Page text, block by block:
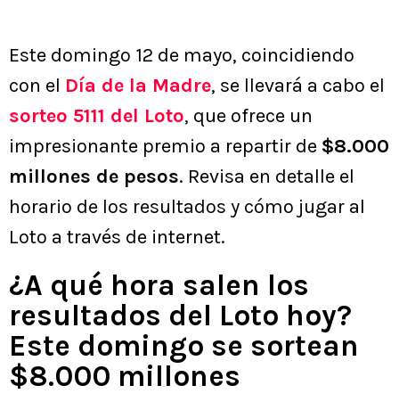
Este domingo 12 de mayo, coincidiendo
con el Día de la Madre, se llevará a cabo el
sorteo 5111 del Loto, que ofrece un
impresionante premio a repartir de $8.000
millones de pesos. Revisa en detalle el
horario de los resultados y cómo jugar al
Loto a través de internet.
¿A qué hora salen los
resultados del Loto hoy?
Este domingo se sortean
$8.000 millones